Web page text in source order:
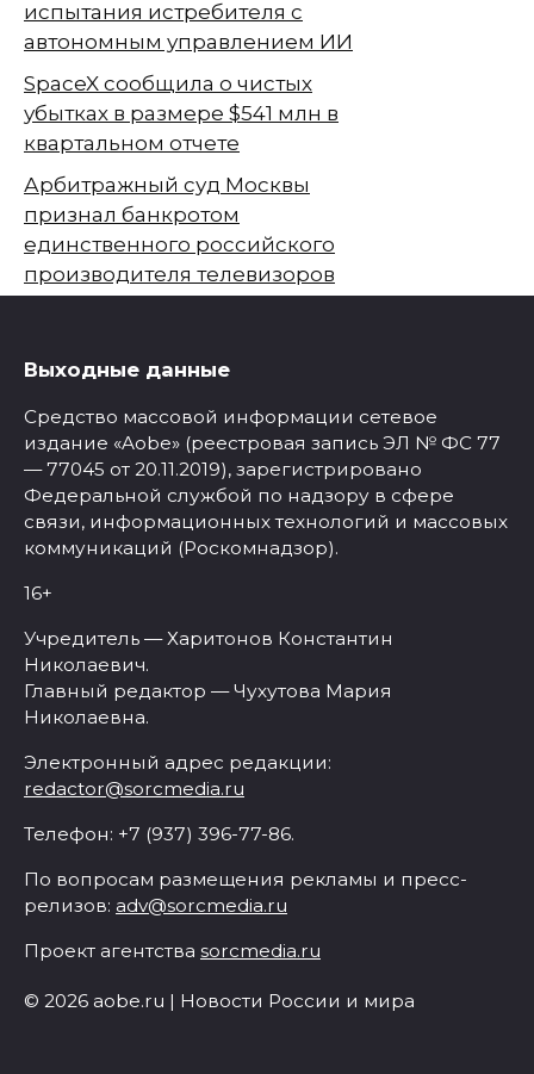
испытания истребителя с
автономным управлением ИИ
SpaceX сообщила о чистых
убытках в размере $541 млн в
квартальном отчете
Арбитражный суд Москвы
признал банкротом
единственного российского
производителя телевизоров
Выходные данные
Средство массовой информации сетевое
издание «Aobe» (реестровая запись ЭЛ № ФС 77
— 77045 от 20.11.2019), зарегистрировано
Федеральной службой по надзору в сфере
связи, информационных технологий и массовых
коммуникаций (Роскомнадзор).
16+
Учредитель — Харитонов Константин
Николаевич.
Главный редактор — Чухутова Мария
Николаевна.
Электронный адрес редакции:
redactor@sorcmedia.ru
Телефон: +7 (937) 396-77-86.
По вопросам размещения рекламы и пресс-
релизов: adv@sorcmedia.ru
Проект агентства sorcmedia.ru
© 2026 aobe.ru | Новости России и мира